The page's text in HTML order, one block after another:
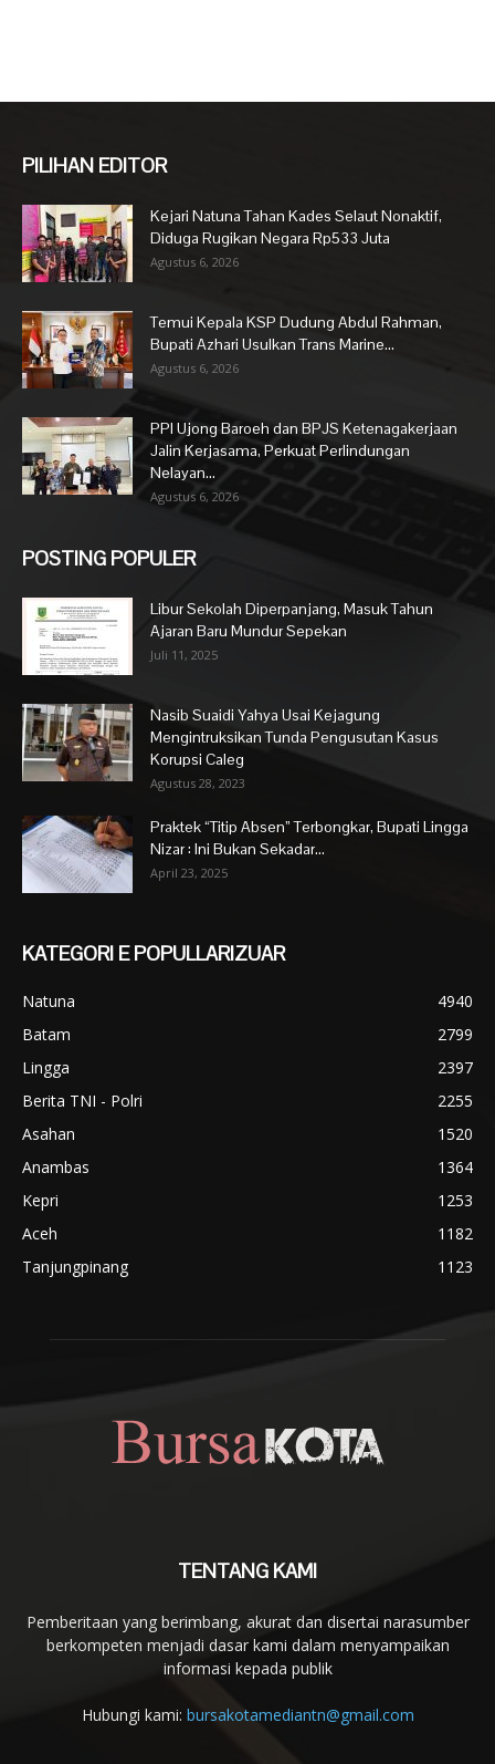
PILIHAN EDITOR
Kejari Natuna Tahan Kades Selaut Nonaktif,
Diduga Rugikan Negara Rp533 Juta
Agustus 6, 2026
Temui Kepala KSP Dudung Abdul Rahman,
Bupati Azhari Usulkan Trans Marine...
Agustus 6, 2026
PPI Ujong Baroeh dan BPJS Ketenagakerjaan
Jalin Kerjasama, Perkuat Perlindungan
Nelayan...
Agustus 6, 2026
POSTING POPULER
Libur Sekolah Diperpanjang, Masuk Tahun
Ajaran Baru Mundur Sepekan
Juli 11, 2025
Nasib Suaidi Yahya Usai Kejagung
Mengintruksikan Tunda Pengusutan Kasus
Korupsi Caleg
Agustus 28, 2023
Praktek “Titip Absen” Terbongkar, Bupati Lingga
Nizar : Ini Bukan Sekadar...
April 23, 2025
KATEGORI E POPULLARIZUAR
Natuna
4940
Batam
2799
Lingga
2397
Berita TNI - Polri
2255
Asahan
1520
Anambas
1364
Kepri
1253
Aceh
1182
Tanjungpinang
1123
TENTANG KAMI
Pemberitaan yang berimbang, akurat dan disertai narasumber
berkompeten menjadi dasar kami dalam menyampaikan
informasi kepada publik
Hubungi kami: bursakotamediantn@gmail.com